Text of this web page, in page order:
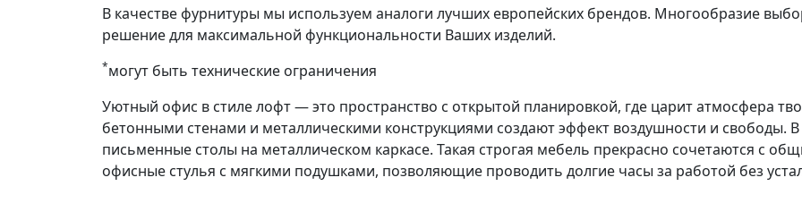
В качестве фурнитуры мы используем аналоги лучших европейских брендов. Многообразие
решение для максимальной функциональности Ваших изделий.
*могут быть технические ограничения
Уютный офис в стиле лофт — это пространство с открытой планировкой, где царит атмосфера
бетонными стенами и металлическими конструкциями создают эффект воздушности и свободы.
письменные столы на металлическом каркасе. Такая строгая мебель прекрасно сочетаются с
офисные стулья с мягкими подушками, позволяющие проводить долгие часы за работой без